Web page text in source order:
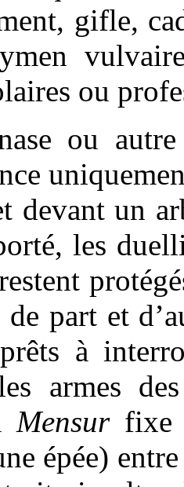
gifle,
ou
ou autre
devant un
les
part et
à
armes
Mensurfixe
épée)